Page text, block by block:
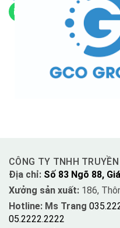
CÔNG TY TNHH
Địa chỉ: Số 83 Ngõ 88,
Xưởng sản xuất: 186,
Hotline: Ms Trang
05.2222.2222